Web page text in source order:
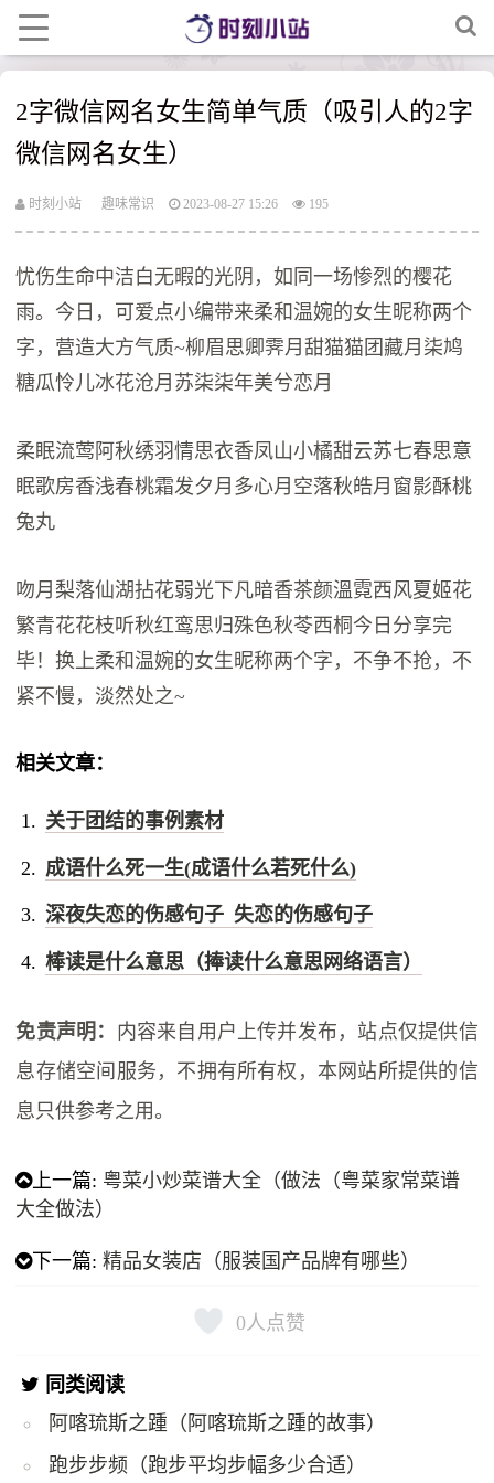
2字微信网名女生简单气质（吸引人的2字
微信网名女生）
时刻小站 趣味常识 2023-08-27 15:26 195
忧伤生命中洁白无暇的光阴，如同一场惨烈的樱花
雨。今日，可爱点小编带来柔和温婉的女生昵称两个
字，营造大方气质~柳眉思卿霁月甜猫猫团藏月柒鸠
糖瓜怜儿冰花沧月苏柒柒年美兮恋月
柔眠流莺阿秋绣羽情思衣香凤山小橘甜云苏七春思意
眠歌房香浅春桃霜发夕月多心月空落秋皓月窗影酥桃
兔丸
吻月梨落仙湖拈花弱光下凡暗香茶颜溫霓西风夏姬花
繁青花花枝听秋红鸾思归殊色秋苓西桐今日分享完
毕！换上柔和温婉的女生昵称两个字，不争不抢，不
紧不慢，淡然处之~
相关文章：
关于团结的事例素材
成语什么死一生(成语什么若死什么)
深夜失恋的伤感句子 失恋的伤感句子
棒读是什么意思（捧读什么意思网络语言）
免责声明： 内容来自用户上传并发布，站点仅提供信
息存储空间服务，不拥有所有权，本网站所提供的信
息只供参考之用。
上一篇: 粤菜小炒菜谱大全（做法（粤菜家常菜谱
大全做法）
下一篇:精品女装店（服装国产品牌有哪些）
0人点赞
同类阅读
阿喀琉斯之踵（阿喀琉斯之踵的故事）
跑步步频（跑步平均步幅多少合适）